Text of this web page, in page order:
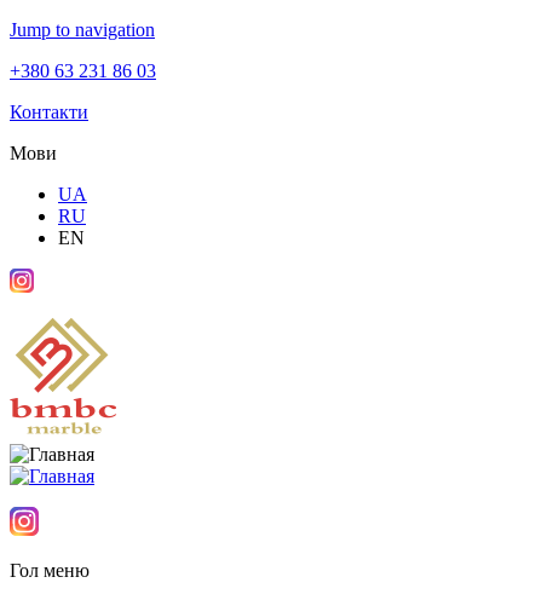
Jump to navigation
+380 63 231 86 03
Контакти
Мови
UA
RU
EN
Гол меню